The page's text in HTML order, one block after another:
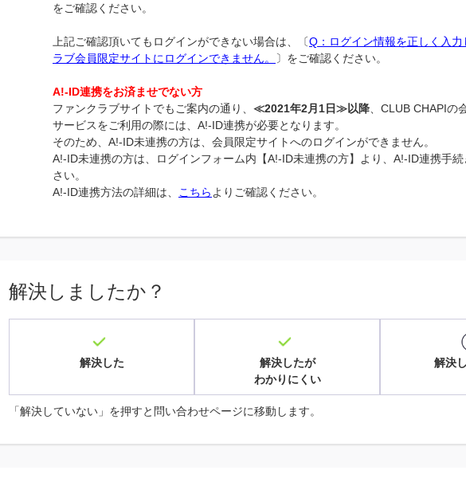
をご確認ください。
上記ご確認頂いてもログインができない場合は、〔Q：ログイン情報を正しく入
ラブ会員限定サイトにログインできません。
〕をご確認ください。
A!-ID連携をお済ませでない方
ファンクラブサイトでもご案内の通り、 ≪2021年2月1日≫以降 、CLUB CHAPIの
サービスをご利用の際には、A!-ID連携が必要となります。
そのため、A!-ID未連携の方は、会員限定サイトへのログインができません。
A!-ID未連携の方は、ログインフォーム内【A!-ID未連携の方】より、A!-ID連携手
さい。
A!-ID連携方法の詳細は、
こちら よりご確認ください。
解決しましたか？
解決した
解決したが
わかりにくい
解決
「解決していない」を押すと問い合わせページに移動します。